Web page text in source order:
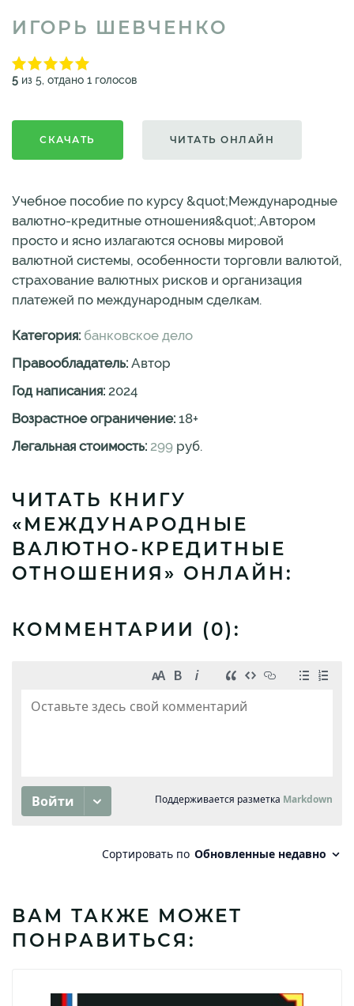
ИГОРЬ ШЕВЧЕНКО
5 из 5, отдано 1 голосов
СКАЧАТЬ ЧИТАТЬ ОНЛАЙН
Учебное пособие по курсу &quot;Международные
валютно-кредитные отношения&quot;.Автором
просто и ясно излагаются основы мировой
валютной системы, особенности торговли валютой,
страхование валютных рисков и организация
платежей по международным сделкам.
Категория: банковское дело
Правообладатель: Автор
Год написания: 2024
Возрастное ограничение: 18+
Легальная стоимость: 299 руб.
ЧИТАТЬ КНИГУ
«МЕЖДУНАРОДНЫЕ
ВАЛЮТНО-КРЕДИТНЫЕ
ОТНОШЕНИЯ» ОНЛАЙН:
КОММЕНТАРИИ (0):
ВАМ ТАКЖЕ МОЖЕТ
ПОНРАВИТЬСЯ: